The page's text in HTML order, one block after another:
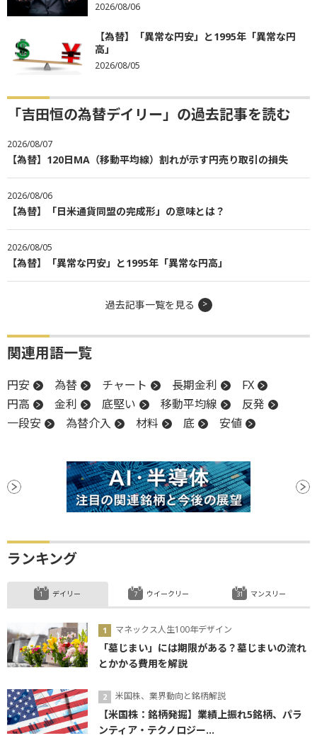
2026/08/06
【為替】「異常な円安」と1995年「異常な円
高」
2026/08/05
「吉田恒の為替デイリー」の過去記事を読む
2026/08/07
【為替】120日MA（移動平均線）割れが示す円売り取引の損失
2026/08/06
【為替】「日米通貨同盟の完成形」の意味とは？
2026/08/05
【為替】「異常な円安」と1995年「異常な円高」
過去記事一覧を見る
関連用語一覧
円安 為替 チャート 長期金利
FX
円高
金利 底堅い 移動平均線
反発
一段安
為替介入 材料 底 安値
ランキング
デイリー
マネックス人生100年デザイン
「墓じまい」には期限がある？墓じまいの流れ
とかかる費用を解説
米国株、業界動向と銘柄解説
【米国株：銘柄発掘】業績上振れ5銘柄、パラ
ンティア・テクノロジー...
ウイークリー マンスリー